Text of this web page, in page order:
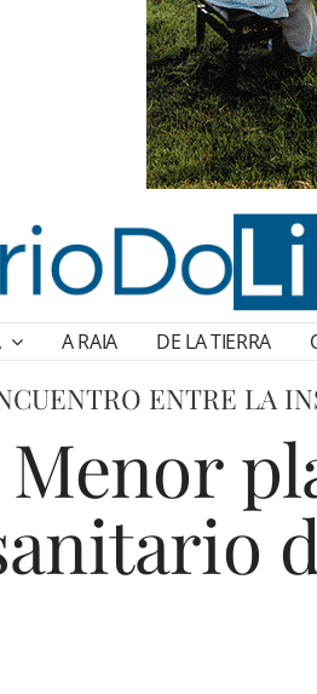
A RAIA DE LA TIERRA
ENTRE LA